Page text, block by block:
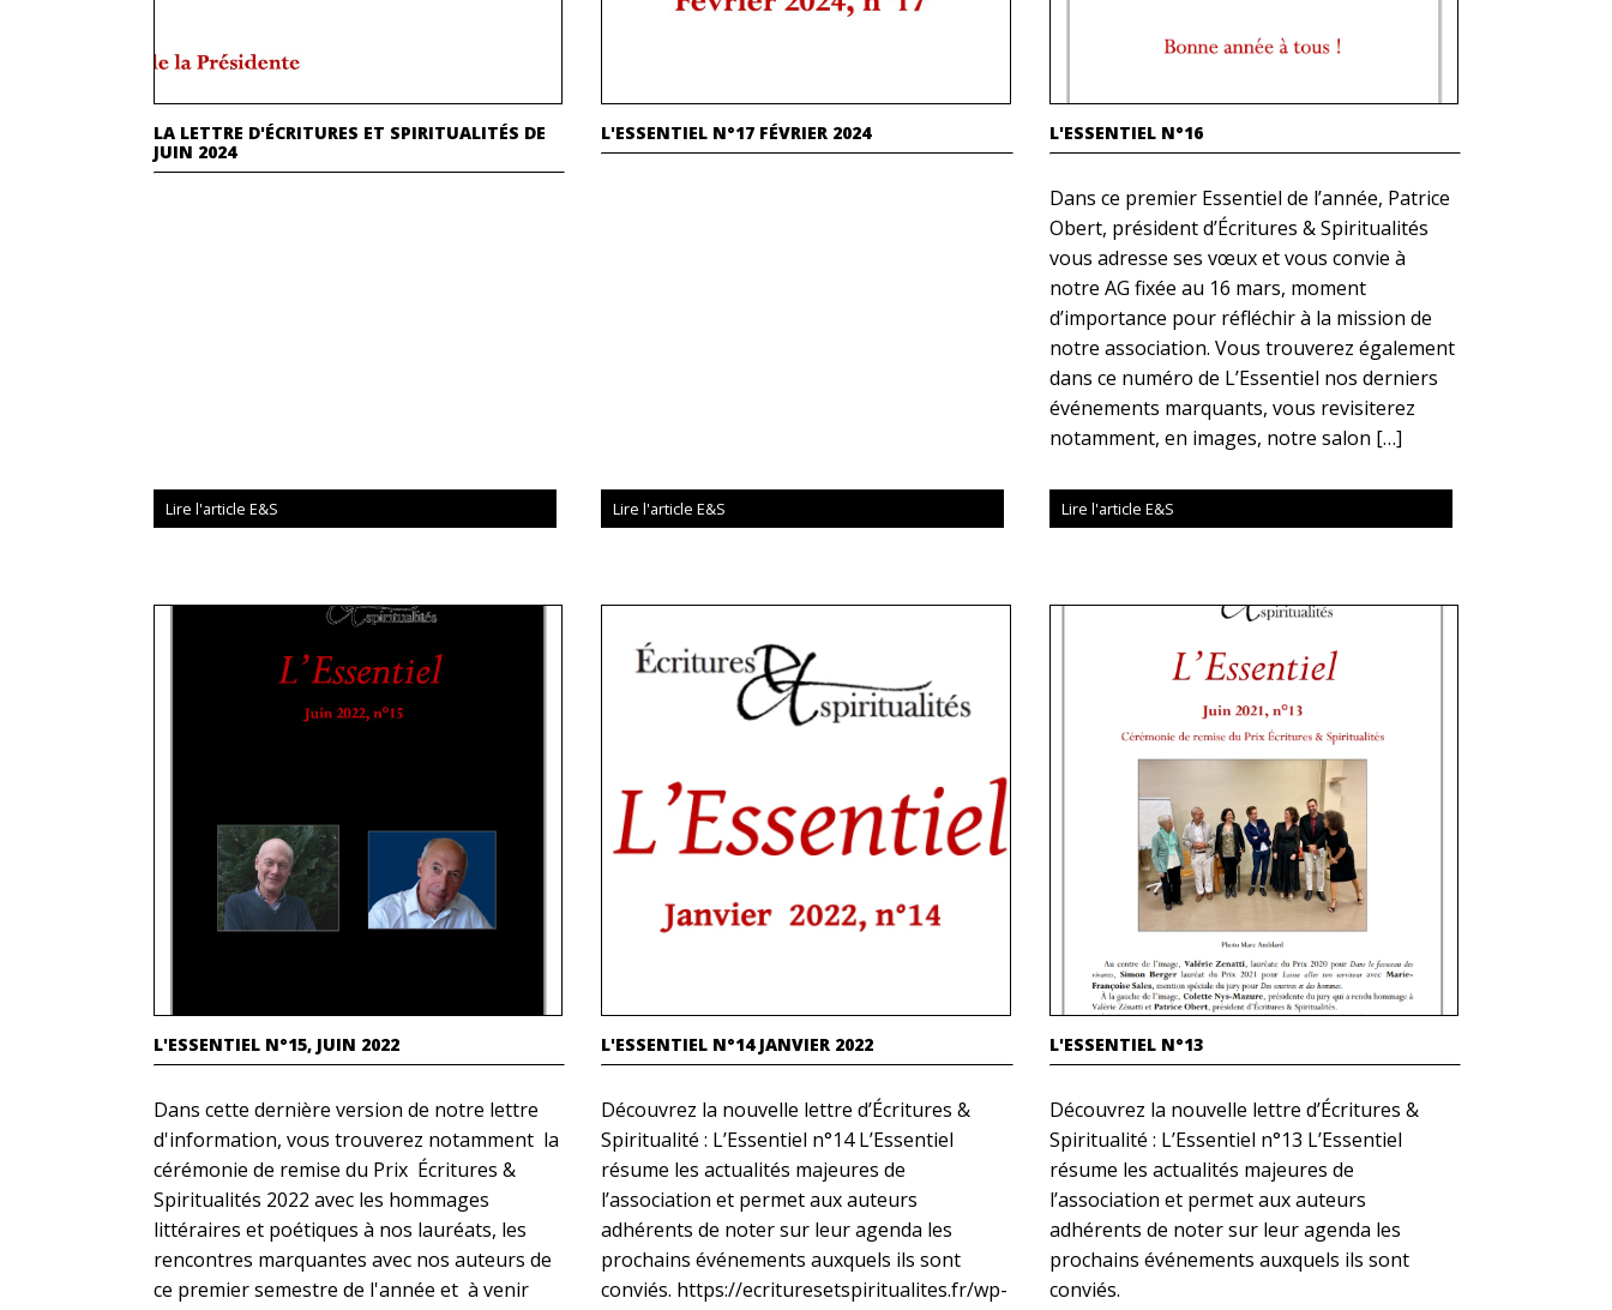
LA LETTRE D'ÉCRITURES ET SPIRITUALITÉS DE
JUIN 2024
Lire l'article E&S
L'ESSENTIEL N°17 FÉVRIER 2024
Lire l'article E&S
L'ESSENTIEL N°16
Dans ce premier Essentiel de l’année, Patrice
Obert, président d’Écritures & Spiritualités
vous adresse ses vœux et vous convie à
notre AG fixée au 16 mars, moment
d’importance pour réfléchir à la mission de
notre association. Vous trouverez également
dans ce numéro de L’Essentiel nos derniers
événements marquants, vous revisiterez
notamment, en images, notre salon […]
Lire l'article E&S
L'ESSENTIEL N°15, JUIN 2022
Dans cette dernière version de notre lettre
d'information, vous trouverez notamment la
cérémonie de remise du Prix Écritures &
Spiritualités 2022 avec les hommages
littéraires et poétiques à nos lauréats, les
rencontres marquantes avec nos auteurs de
ce premier semestre de l'année et à venir
L'ESSENTIEL N°14 JANVIER 2022
Découvrez la nouvelle lettre d’Écritures &
Spiritualité : L’Essentiel n°14 L’Essentiel
résume les actualités majeures de
l’association et permet aux auteurs
adhérents de noter sur leur agenda les
prochains événements auxquels ils sont
conviés. https://ecrituresetspiritualites.fr/wp-
L'ESSENTIEL N°13
Découvrez la nouvelle lettre d’Écritures &
Spiritualité : L’Essentiel n°13 L’Essentiel
résume les actualités majeures de
l’association et permet aux auteurs
adhérents de noter sur leur agenda les
prochains événements auxquels ils sont
conviés.